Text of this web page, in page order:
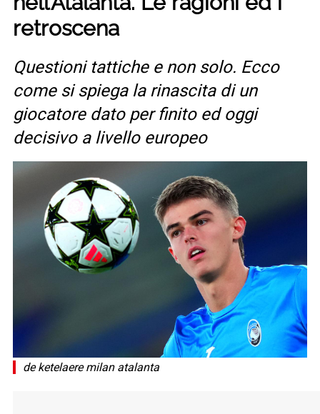
retroscena
Questioni tattiche e non solo. Ecco
come si spiega la rinascita di un
giocatore dato per finito ed oggi
decisivo a livello europeo
de ketelaere milan atalanta